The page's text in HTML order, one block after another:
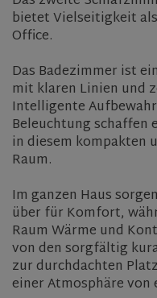
bietet Vielseitigkeit
Office.
Das Badezimmer ist
mit klaren Linien und
Intelligente
Beleuchtung schaffen
in diesem kompakten
Raum.
Im ganzen Haus
über für Komfort,
Raum Wärme und
von den sorgfältig
zur durchdachten
einer Atmosphäre von